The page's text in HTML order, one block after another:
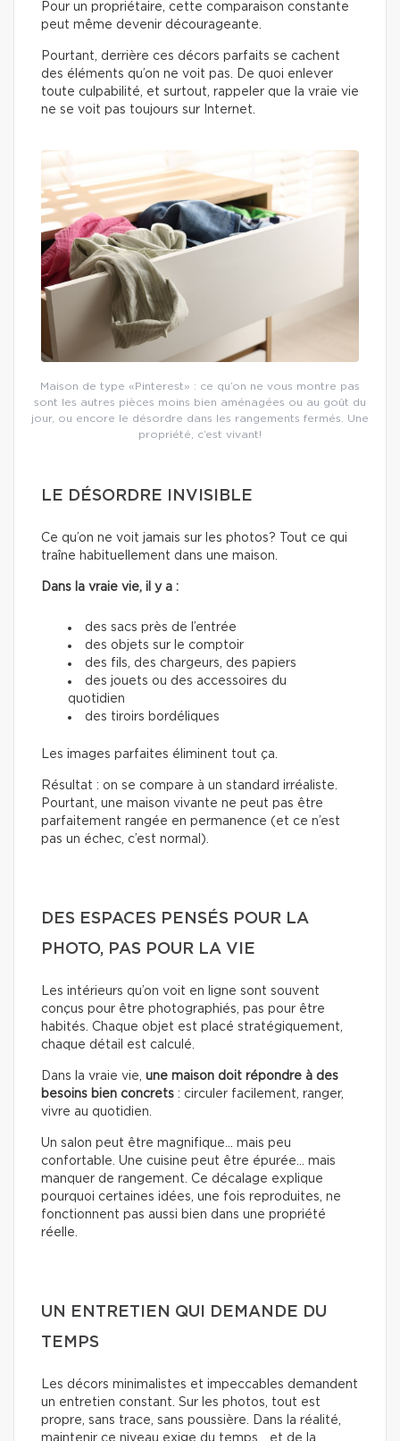
Pour un propriétaire, cette comparaison constante
peut même devenir décourageante.
Pourtant, derrière ces décors parfaits se cachent
des éléments qu’on ne voit pas. De quoi enlever
toute culpabilité, et surtout, rappeler que la vraie vie
ne se voit pas toujours sur Internet.
Maison de type «Pinterest» : ce qu’on ne vous montre pas
sont les autres pièces moins bien aménagées ou au goût du
jour, ou encore le désordre dans les rangements fermés. Une
propriété, c’est vivant!
LE DÉSORDRE INVISIBLE
Ce qu’on ne voit jamais sur les photos? Tout ce qui
traîne habituellement dans une maison.
Dans la vraie vie, il y a :
des sacs près de l’entrée
des objets sur le comptoir
des fils, des chargeurs, des papiers
des jouets ou des accessoires du
quotidien
des tiroirs bordéliques
Les images parfaites éliminent tout ça.
Résultat : on se compare à un standard irréaliste.
Pourtant, une maison vivante ne peut pas être
parfaitement rangée en permanence (et ce n’est
pas un échec, c’est normal).
DES ESPACES PENSÉS POUR LA
PHOTO, PAS POUR LA VIE
Les intérieurs qu’on voit en ligne sont souvent
conçus pour être photographiés, pas pour être
habités. Chaque objet est placé stratégiquement,
chaque détail est calculé.
Dans la vraie vie, une maison doit répondre à des
besoins bien concrets : circuler facilement, ranger,
vivre au quotidien.
Un salon peut être magnifique… mais peu
confortable. Une cuisine peut être épurée… mais
manquer de rangement. Ce décalage explique
pourquoi certaines idées, une fois reproduites, ne
fonctionnent pas aussi bien dans une propriété
réelle.
UN ENTRETIEN QUI DEMANDE DU
TEMPS
Les décors minimalistes et impeccables demandent
un entretien constant. Sur les photos, tout est
propre, sans trace, sans poussière. Dans la réalité,
maintenir ce niveau exige du temps… et de la